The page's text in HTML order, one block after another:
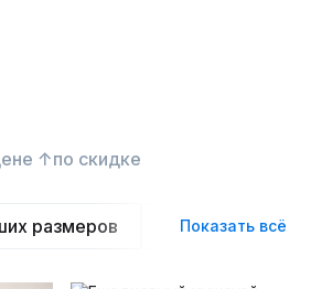
↑по скидке
размеров Теплые Летние
Показать всё